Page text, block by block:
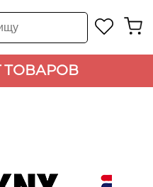
ТОВАРОВ